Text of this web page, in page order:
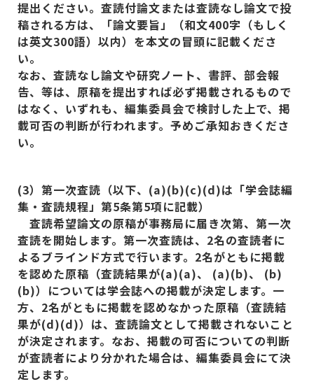
提出ください。査読付論文または査読なし論文で投
稿される方は、「論文要旨」（和文400字（もしく
は英文300語）以内）を本文の冒頭に記載くださ
い。
なお、査読なし論文や研究ノート、書評、部会報
告、等は、原稿を提出すれば必ず掲載されるもので
はなく、いずれも、編集委員会で検討した上で、掲
載可否の判断が行われます。予めご承知おきくださ
い。
(3）第一次査読（以下、(a)(b)(c)(d)は「学会誌編
集・査読規程」第5条第5項に記載）
査読希望論文の原稿が事務局に届き次第、第一次
査読を開始します。第一次査読は、2名の査読者に
よるブラインド方式で行います。2名がともに掲載
を認めた原稿（査読結果が(a)(a)、 (a)(b)、 (b)
(b)）については学会誌への掲載が決定します。一
方、2名がともに掲載を認めなかった原稿（査読結
果が(d)(d)）は、査読論文として掲載されないこと
が決定されます。なお、掲載の可否についての判断
が査読者により分かれた場合は、編集委員会にて決
定します。